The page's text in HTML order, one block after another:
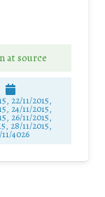
at source
22/11/2015,
24/11/2015,
26/11/2015,
28/11/2015,
11/4026